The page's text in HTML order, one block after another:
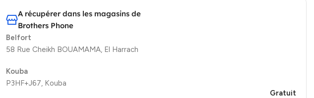
A récupérer dans les magasins de
Brothers Phone
Belfort
58 Rue Cheikh BOUAMAMA, El Harrach
Kouba
P3HF+J67, Kouba
Gratuit